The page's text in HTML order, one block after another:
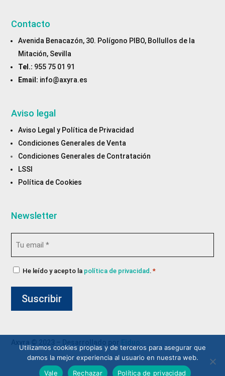
Contacto
Avenida Benacazón, 30. Polígono PIBO, Bollullos de la
Mitación, Sevilla
Tel.: 955 75 01 91
Email: info@axyra.es
Aviso legal
Aviso Legal y Política de Privacidad
Condiciones Generales de Venta
Condiciones Generales de Contratación
LSSI
Política de Cookies
Newsletter
Consentimiento
He leído y acepto la política de privacidad . *
Utilizamos cookies propias y de terceros para asegurar que
damos la mejor experiencia al usuario en nuestra web.
Vale
Rechazar Política de privacidad